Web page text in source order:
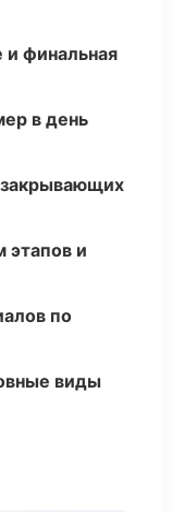
и финальная
в день
этапов и
по
виды